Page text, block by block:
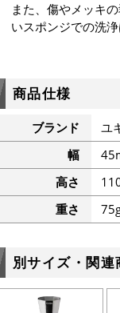
また、傷やメッキ
いスポンジでの洗浄
商品仕様
ブランド
ユ
幅
高さ
重さ
別サイズ・関連